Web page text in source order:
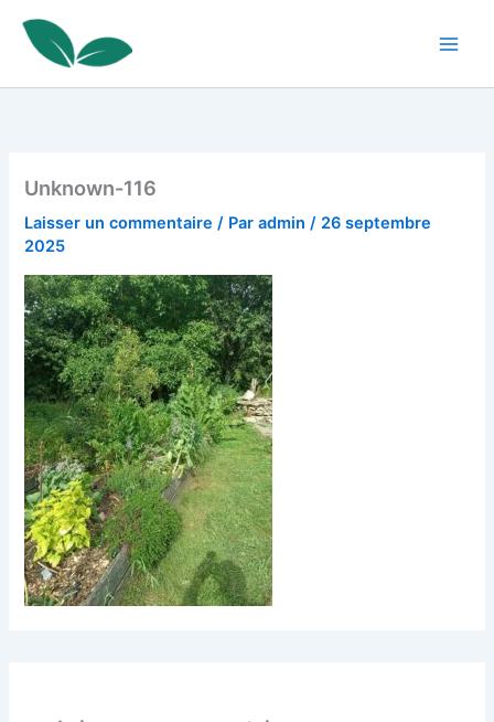
contenu
Unknown-116
Laisser un commentaire / Paradmin/ 26 septembre
2025